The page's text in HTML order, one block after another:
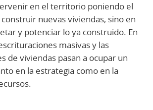
en el territorio poniendo el
nuevas viviendas, sino en
y potenciar lo ya construido. En
masivas y las
de viviendas pasan a ocupar un
en la estrategia como en la